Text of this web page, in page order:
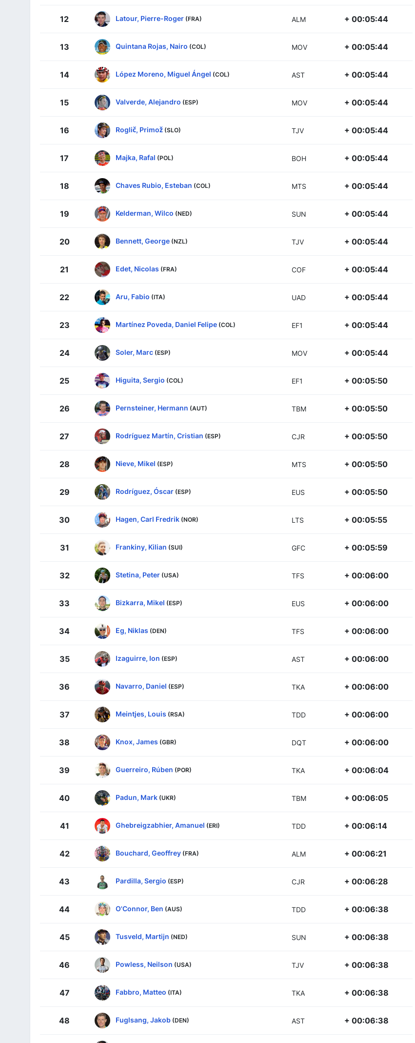
12 Latour, Pierre-Roger (FRA) ALM + 00:05:44
13 Quintana Rojas, Nairo (COL) MOV + 00:05:44
14 López Moreno, Miguel Ángel (COL) AST + 00:05:44
15 Valverde, Alejandro (ESP) MOV + 00:05:44
16 Roglič, Primož (SLO) TJV + 00:05:44
17 Majka, Rafal (POL) BOH + 00:05:44
18 Chaves Rubio, Esteban (COL) MTS + 00:05:44
19 Kelderman, Wilco (NED) SUN + 00:05:44
20 Bennett, George (NZL) TJV + 00:05:44
21 Edet, Nicolas (FRA) COF + 00:05:44
22 Aru, Fabio (ITA) UAD + 00:05:44
23 Martínez Poveda, Daniel Felipe (COL) EF1 + 00:05:44
24 Soler, Marc (ESP) MOV + 00:05:44
25 Higuita, Sergio (COL) EF1 + 00:05:50
26 Pernsteiner, Hermann (AUT) TBM + 00:05:50
27 Rodríguez Martín, Cristian (ESP) CJR + 00:05:50
28 Nieve, Mikel (ESP) MTS + 00:05:50
29 Rodríguez, Óscar (ESP) EUS + 00:05:50
30 Hagen, Carl Fredrik (NOR) LTS + 00:05:55
31 Frankiny, Kilian (SUI) GFC + 00:05:59
32 Stetina, Peter (USA) TFS + 00:06:00
33 Bizkarra, Mikel (ESP) EUS + 00:06:00
34 Eg, Niklas (DEN) TFS + 00:06:00
35 Izaguirre, Ion (ESP) AST + 00:06:00
36 Navarro, Daniel (ESP) TKA + 00:06:00
37 Meintjes, Louis (RSA) TDD + 00:06:00
38 Knox, James (GBR) DQT + 00:06:00
39 Guerreiro, Rúben (POR) TKA + 00:06:04
40 Padun, Mark (UKR) TBM + 00:06:05
41 Ghebreigzabhier, Amanuel (ERI) TDD + 00:06:14
42 Bouchard, Geoffrey (FRA) ALM + 00:06:21
43 Pardilla, Sergio (ESP) CJR + 00:06:28
44 O'Connor, Ben (AUS) TDD + 00:06:38
45 Tusveld, Martijn (NED) SUN + 00:06:38
46 Powless, Neilson (USA) TJV + 00:06:38
47 Fabbro, Matteo (ITA) TKA + 00:06:38
48 Fuglsang, Jakob (DEN) AST + 00:06:38